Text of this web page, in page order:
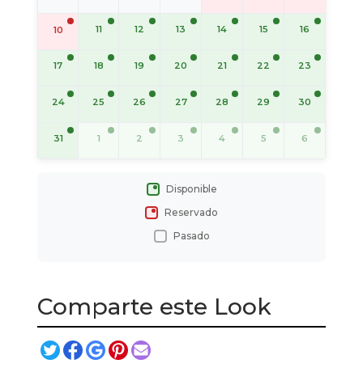
10 11 12 13 14 15 16
17 18 19 20 21 22 23
24 25 26 27 28 29 30
31 1 2 3 4 5 6
Disponible
Reservado
Pasado
Comparte este Look